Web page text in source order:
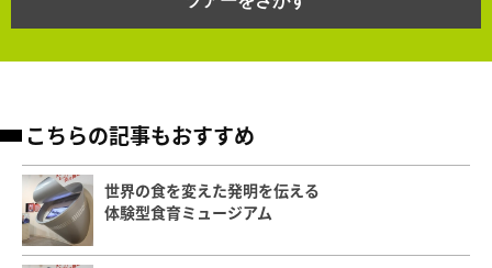
こちらの記事もおすすめ
世界の食を変えた発明を伝える
体験型食育ミュージアム